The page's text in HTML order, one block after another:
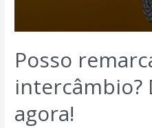
Posso
intercâmbio?
agora!